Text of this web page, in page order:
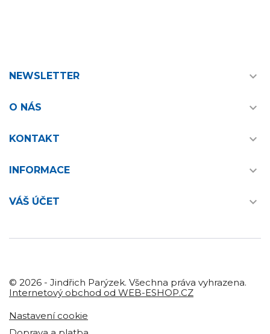
NEWSLETTER 
O NÁS 
KONTAKT 
INFORMACE 
VÁŠ ÚČET 
© 2026 - Jindřich Parýzek. Všechna práva vyhrazena.
Internetový obchod od WEB-ESHOP.CZ
Nastavení cookie